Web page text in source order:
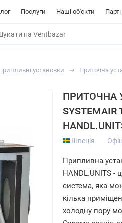
Послуги Наші об'єкти
установки Приточна
ПРИТОЧНА
SYSTEMAIR
Швеція
Припливна
HANDL.UNITS -
система, яка
кілька
холодну пору